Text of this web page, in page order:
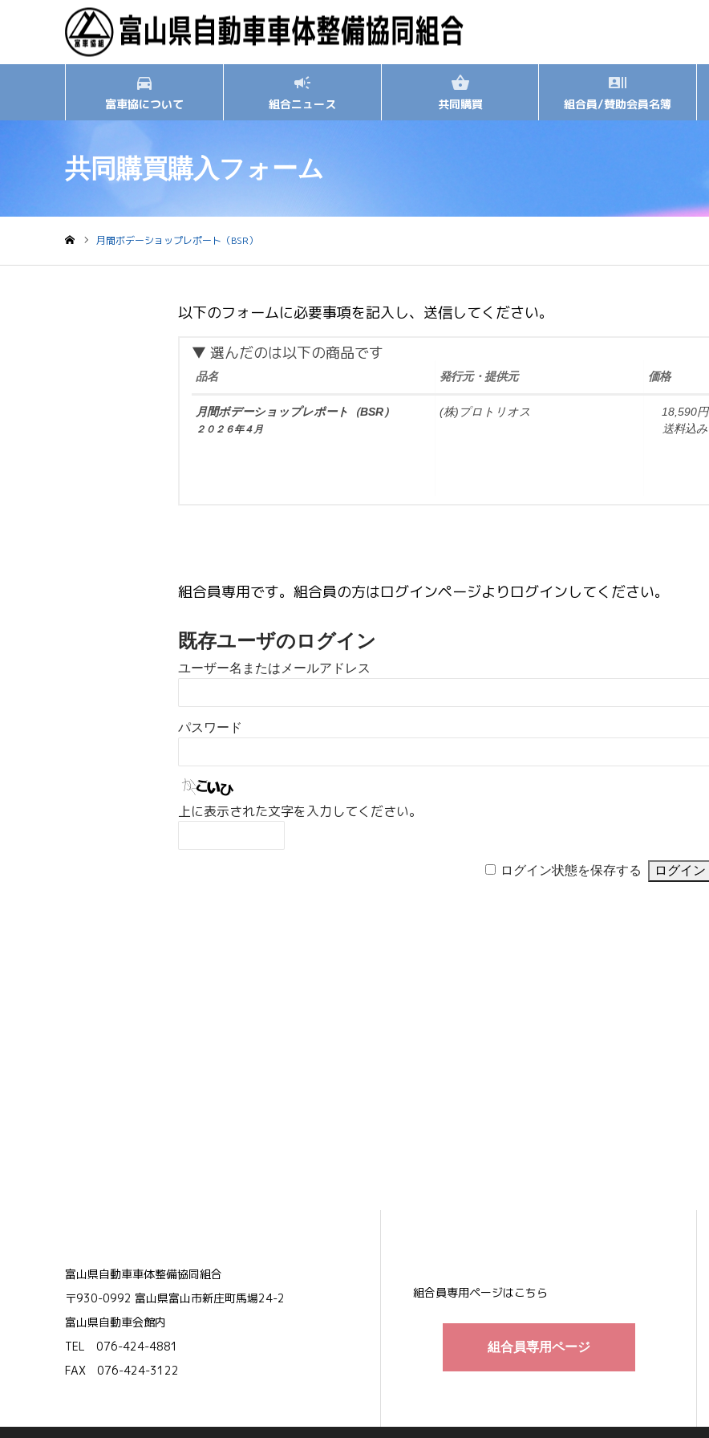
富車協について 組合ニュース 共同購買 組合員/賛助会員名簿
共同購買購入フォーム
月間ボデーショップレポート（BSR）
以下のフォームに必要事項を記入し、送信してください。
▼ 選んだのは以下の商品です
品名 発行元・提供元 価格
月間ボデーショップレポート（BSR）
２０２６年４月
(株)プロトリオス
18,590円
送料込み
組合員専用です。組合員の方はログインページよりログインしてください。
既存ユーザのログイン
ユーザー名またはメールアドレス
パスワード
上に表示された文字を入力してください。
ログイン状態を保存する
富山県自動車車体整備協同組合
〒930-0992 富山県富山市新庄町馬場24-2
富山県自動車会館内
TEL 076-424-4881
FAX 076-424-3122
組合員専用ページはこちら
組合員専用ページ